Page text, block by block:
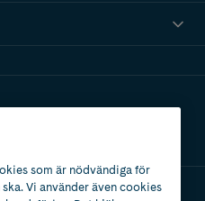
som är nödvändiga för
Vi använder även cookies